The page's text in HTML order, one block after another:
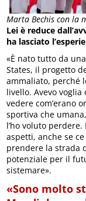
Marta Bechis con la
Lei è reduce
ha lasciato
«È nato tutto da
States, il progetto
ammaliato, perché
livello. Avevo
vedere com’erano
sportiva che
l’ho voluto
aspetti, anche se
prendere la strada
potenziale per il
sistemare».
«Sono molto